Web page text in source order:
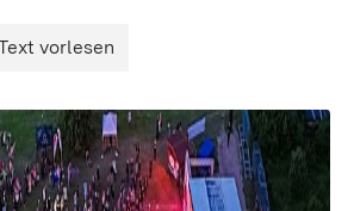
vorlesen